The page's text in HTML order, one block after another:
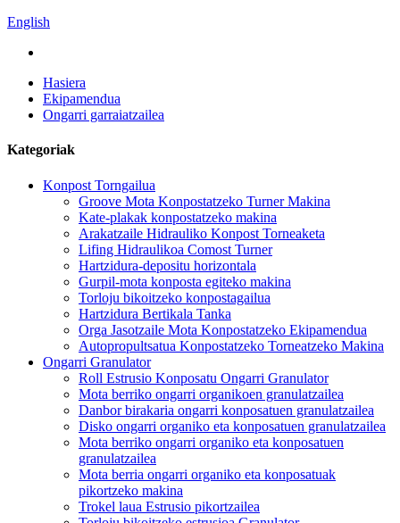
English
Hasiera
Ekipamendua
Ongarri garraiatzailea
Kategoriak
Konpost Torngailua
Groove Mota Konpostatzeko Turner Makina
Kate-plakak konpostatzeko makina
Arakatzaile Hidrauliko Konpost Torneaketa
Lifing Hidraulikoa Comost Turner
Hartzidura-depositu horizontala
Gurpil-mota konposta egiteko makina
Torloju bikoitzeko konpostagailua
Hartzidura Bertikala Tanka
Orga Jasotzaile Mota Konpostatzeko Ekipamendua
Autopropultsatua Konpostatzeko Torneatzeko Makina
Ongarri Granulator
Roll Estrusio Konposatu Ongarri Granulator
Mota berriko ongarri organikoen granulatzailea
Danbor birakaria ongarri konposatuen granulatzailea
Disko ongarri organiko eta konposatuen granulatzailea
Mota berriko ongarri organiko eta konposatuen
granulatzailea
Mota berria ongarri organiko eta konposatuak
pikortzeko makina
Trokel laua Estrusio pikortzailea